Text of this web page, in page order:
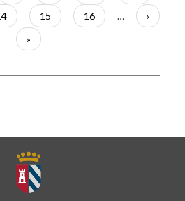
Página
15 Página
16 …
página
›
Última
página
»